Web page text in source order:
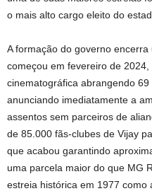
o mais alto cargo eleito do
A formação do governo
começou em fevereiro de
cinematográfica abrangendo
anunciando imediatamente a
assentos sem parceiros de
de 85.000 fãs-clubes de Vijay
que acabou garantindo
uma parcela maior do que MG
estreia histórica em 1977 como